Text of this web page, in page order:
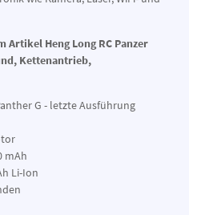
Heng Long RC Panzer
Kettenantrieb,
G - letzte Ausführung
mAh
Li-Ion